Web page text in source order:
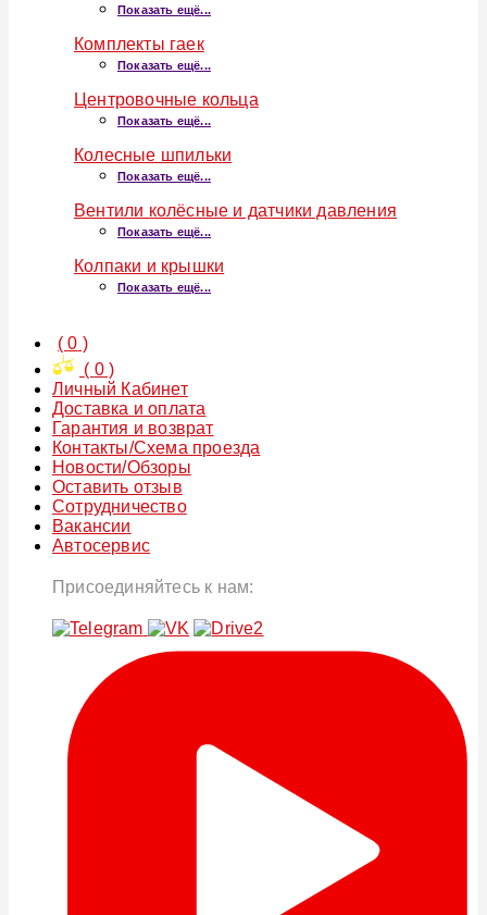
Показать ещё...
Комплекты гаек
Показать ещё...
Центровочные кольца
Показать ещё...
Колесные шпильки
Показать ещё...
Вентили колёсные и датчики давления
Показать ещё...
Колпаки и крышки
Показать ещё...
(0 )
( 0)
Личный Кабинет
Доставка и оплата
Гарантия и возврат
Контакты/Схема проезда
Новости/Обзоры
Оставить отзыв
Сотрудничество
Вакансии
Автосервис
Присоединяйтесь к нам: